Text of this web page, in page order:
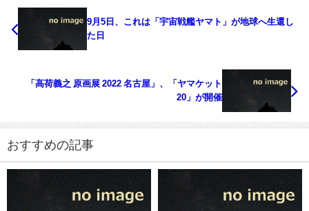
9月5日、これは「宇宙戦艦ヤマト」が地球へ生還し
た日
「高荷義之 原画展 2022 名古屋」、「ヤマケット
20」が開催
おすすめの記事